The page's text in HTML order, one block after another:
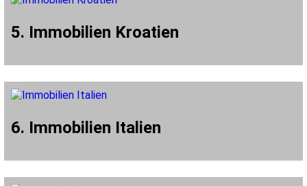
5. Immobilien Kroatien
6. Immobilien Italien